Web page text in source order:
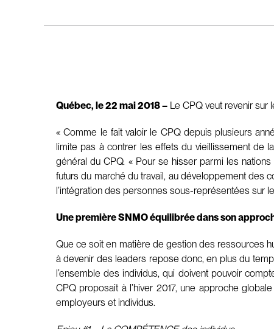
Québec, le 22 mai 2018 – Le CPQ veut revenir sur
« Comme le fait valoir le CPQ depuis plusieurs
limite pas à contrer les effets du vieillissement de
général du CPQ. « Pour se hisser parmi les
futurs du marché du travail, au développement des
l’intégration des personnes sous-représentées sur
Une première SNMO équilibrée dans son
Que ce soit en matière de gestion des ressources
à devenir des leaders repose donc, en plus du
l’ensemble des individus, qui doivent pouvoir
CPQ proposait à l’hiver 2017, une approche
employeurs et individus.